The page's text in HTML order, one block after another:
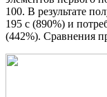
100. В результате
195 с (890%) и
(442%). Сравнения